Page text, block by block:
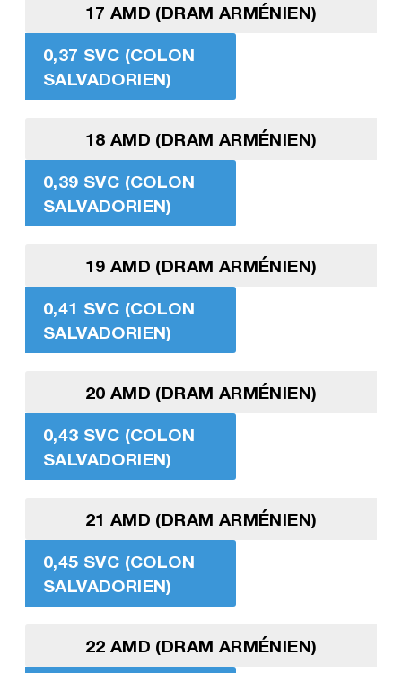
17 AMD (DRAM ARMÉNIEN)
0,37 SVC (COLON
SALVADORIEN)
18 AMD (DRAM ARMÉNIEN)
0,39 SVC (COLON
SALVADORIEN)
19 AMD (DRAM ARMÉNIEN)
0,41 SVC (COLON
SALVADORIEN)
20 AMD (DRAM ARMÉNIEN)
0,43 SVC (COLON
SALVADORIEN)
21 AMD (DRAM ARMÉNIEN)
0,45 SVC (COLON
SALVADORIEN)
22 AMD (DRAM ARMÉNIEN)